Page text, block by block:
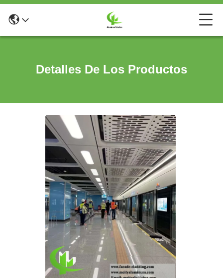
Detalles De Los Productos